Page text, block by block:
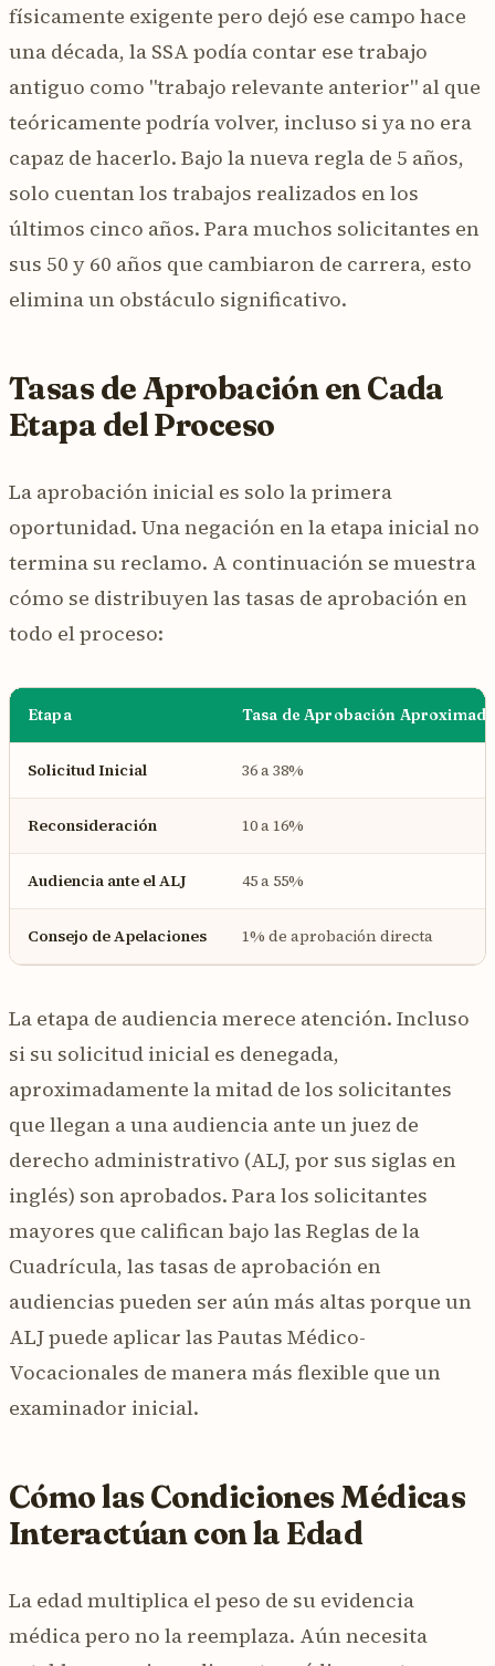
físicamente exigente pero dejó ese campo hace
una década, la SSA podía contar ese trabajo
antiguo como "trabajo relevante anterior" al que
teóricamente podría volver, incluso si ya no era
capaz de hacerlo. Bajo la nueva regla de 5 años,
solo cuentan los trabajos realizados en los
últimos cinco años. Para muchos solicitantes en
sus 50 y 60 años que cambiaron de carrera, esto
elimina un obstáculo significativo.
Tasas de Aprobación en Cada
Etapa del Proceso
La aprobación inicial es solo la primera
oportunidad. Una negación en la etapa inicial no
termina su reclamo. A continuación se muestra
cómo se distribuyen las tasas de aprobación en
todo el proceso:
Etapa Tasa de Aprobación Aproximada
Solicitud Inicial 36 a 38%
Reconsideración 10 a 16%
Audiencia ante el ALJ 45 a 55%
Consejo de Apelaciones 1% de aprobación directa
La etapa de audiencia merece atención. Incluso
si su solicitud inicial es denegada,
aproximadamente la mitad de los solicitantes
que llegan a una audiencia ante un juez de
derecho administrativo (ALJ, por sus siglas en
inglés) son aprobados. Para los solicitantes
mayores que califican bajo las Reglas de la
Cuadrícula, las tasas de aprobación en
audiencias pueden ser aún más altas porque un
ALJ puede aplicar las Pautas Médico-
Vocacionales de manera más flexible que un
examinador inicial.
Cómo las Condiciones Médicas
Interactúan con la Edad
La edad multiplica el peso de su evidencia
médica pero no la reemplaza. Aún necesita